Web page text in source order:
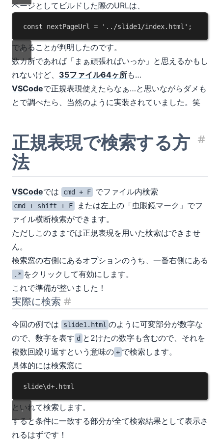
ページとしてビルドした際のURLは、
const nextPageUrl = '../slide1/index.html' ;
であることが判明したのです。
数カ所であれば「まぁ頑張ればいっか」と思えるかもし
れないけど、 35ファイル64ヶ所も…
VSCodeで正規表現使えたらなぁ…と思いながらダメも
とで調べたら、当然のように実装されていました。笑
正規表現で検索する方
法
VSCodeでは cmd + F でファイル内検索
cmd + shift + F
または左上の「虫眼鏡マーク」でフ
ァイル横断検索ができます。
ただしこのままでは正規表現を用いた検索はできませ
ん。
検索窓の右側にあるオプションのうち、一番右側にある
.* をクリックして有効にします。
これで準備が整いました！
実際に検索
今回の例では slide1.html のように可変部分が数字な
ので、数字を表す d と2けたの数字も含むので、それを
複数回繰り返すという意味の + で検索します。
具体的には検索窓に
slide\d+.html
といれて検索します。
すると条件に一致する部分が全て検索結果として表示さ
れるはずです！